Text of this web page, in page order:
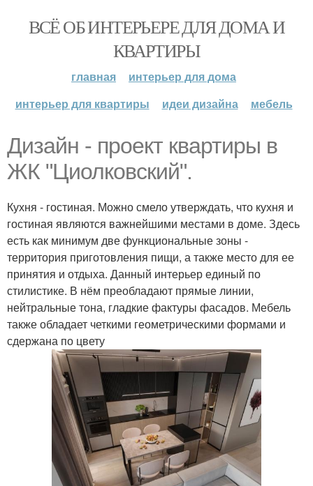
ВСЁ ОБ ИНТЕРЬЕРЕ ДЛЯ ДОМА И
КВАРТИРЫ
главная
интерьер для дома
интерьер для квартиры
идеи дизайна мебель
Дизайн - проект квартиры в
ЖК "Циолковский".
Кухня - гостиная. Можно смело утверждать, что кухня и
гостиная являются важнейшими местами в доме. Здесь
есть как минимум две функциональные зоны -
территория приготовления пищи, а также место для ее
принятия и отдыха. Данный интерьер единый по
стилистике. В нём преобладают прямые линии,
нейтральные тона, гладкие фактуры фасадов. Мебель
также обладает четкими геометрическими формами и
сдержана по цвету